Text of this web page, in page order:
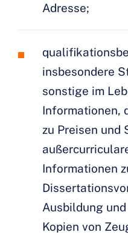
Adresse;
insbesondere
sonstige im
Informationen,
zu Preisen und
Informationen
Ausbildung
Kopien von